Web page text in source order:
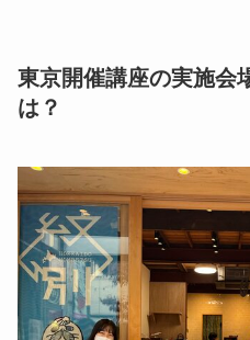
東京開催講座の実施会
は？